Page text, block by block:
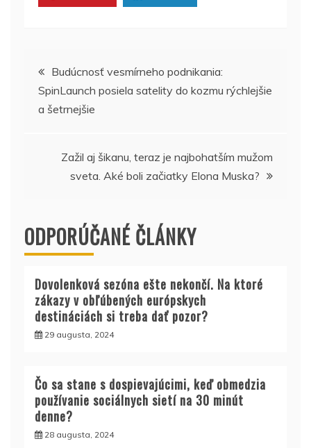
Navigácia
Budúcnosť vesmírneho podnikania:
SpinLaunch posiela satelity do kozmu rýchlejšie
a šetrnejšie
Zažil aj šikanu, teraz je najbohatším mužom
sveta. Aké boli začiatky Elona Muska?
ODPORÚČANÉ ČLÁNKY
Dovolenková sezóna ešte nekončí. Na ktoré
zákazy v obľúbených európskych
destináciách si treba dať pozor?
29 augusta, 2024
Čo sa stane s dospievajúcimi, keď obmedzia
používanie sociálnych sietí na 30 minút
denne?
28 augusta, 2024